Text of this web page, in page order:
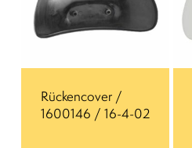
Rückencover /
1600146 / 16-4-02